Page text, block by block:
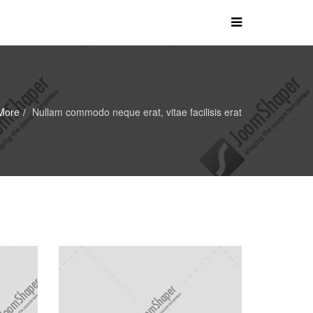
Nullam commodo neque erat, vitae facilisis erat